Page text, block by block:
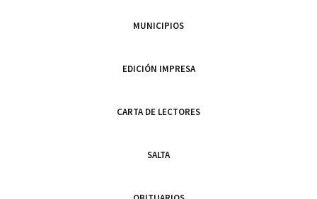
MUNICIPIOS
EDICIÓN IMPRESA
CARTA DE LECTORES
SALTA